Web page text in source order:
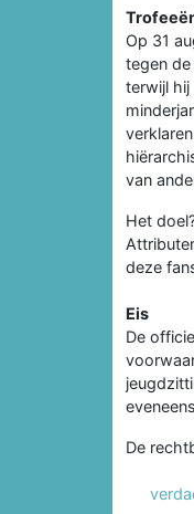
Op 31
tegen
terwijl hij
van
Het
deze
Eis
De
De